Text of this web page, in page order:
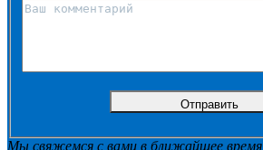
Мы свяжемся с вами в ближайшее время